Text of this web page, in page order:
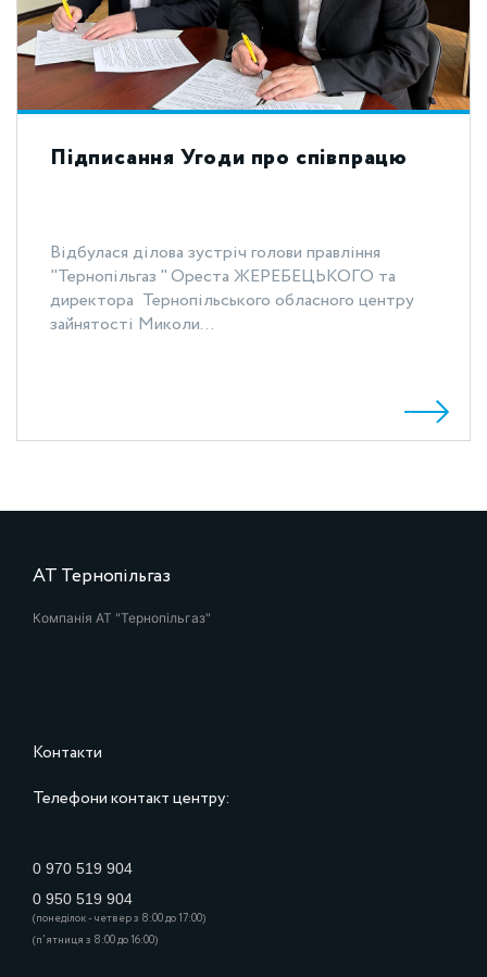
Підписання Угоди про співпрацю
Відбулася ділова зустріч голови правління
"Тернопільгаз " Ореста ЖЕРЕБЕЦЬКОГО та
директора Тернопільського обласного центру
зайнятості Миколи...
АТ Тернопільгаз
Компанія АТ "Тернопільгаз"
Контакти
Телефони контакт центру:
0 970 519 904
0 950 519 904
(понеділок - четвер з 8:00 до 17:00)
(п'ятниця з 8:00 до 16:00)